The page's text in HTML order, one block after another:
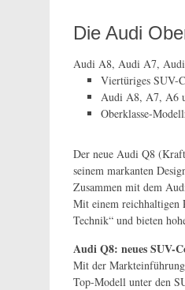
Die Audi
Audi A8, Audi A7, Audi
Viertüriges SUV-
Audi A8, A7, A6
Oberklasse-
Der neue Audi Q8
seinem markanten
Zusammen mit dem
Mit einem reichhaltigen
Technik“ und bieten
Audi Q8: neues SUV-
Mit der
Top-Modell unter den